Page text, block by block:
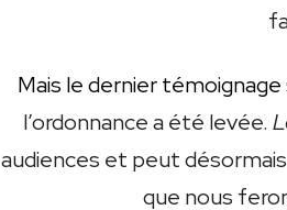
Mais le dernier
l’ordonnance a été levée.
audiences et peut
que nous